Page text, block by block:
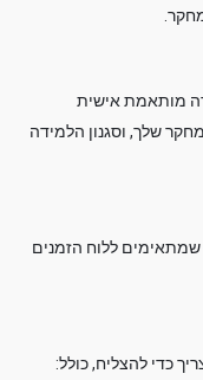
מותאמת אישית
שלך, וסגנון הלמידה
שמתאימים ללוח הזמנים
כדי להצליח, כולל: